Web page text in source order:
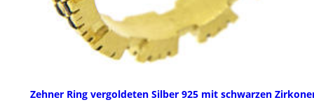
Zehner Ring vergoldeten Silber 925 mit schwarzen